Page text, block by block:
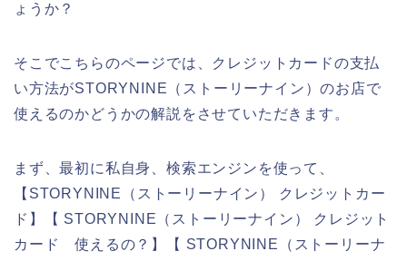
ょうか？
そこでこちらのページでは、クレジットカードの支払
い方法がSTORYNINE（ストーリーナイン）のお店で
使えるのかどうかの解説をさせていただきます。
まず、最初に私自身、検索エンジンを使って、
【STORYNINE（ストーリーナイン） クレジットカー
ド】【 STORYNINE（ストーリーナイン） クレジット
カード 使えるの？】【 STORYNINE（ストーリーナ